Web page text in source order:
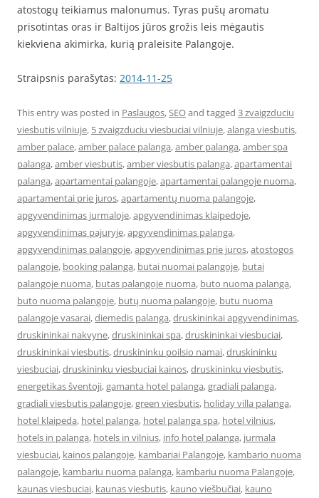
atostogų teikiamus malonumus. Tyras pušų aromatu
prisotintas oras ir Baltijos jūros grožis leis mėgautis
kiekviena akimirka, kurią praleisite Palangoje.
Straipsnis parašytas: 2014-11-25
This entry was posted in Paslaugos,SEOand tagged 3 zvaigzduciu
viesbutis vilniuje, 5 zvaigzduciu viesbuciai vilniuje,alanga viesbutis,
amber palace,amber palace palanga,amber palanga,amber spa
palanga,amber viesbutis,amber viesbutis palanga,apartamentai
palanga,apartamentai palangoje,apartamentai palangoje nuoma,
apartamentai prie juros,apartamentų nuoma palangoje,
apgyvendinimas jurmaloje,apgyvendinimas klaipedoje,
apgyvendinimas pajuryje,apgyvendinimas palanga,
apgyvendinimas palangoje,apgyvendinimas prie juros,atostogos
palangoje, booking palanga, butai nuomai palangoje, butai
palangoje nuoma, butas palangoje nuoma, buto nuoma palanga,
buto nuoma palangoje, butų nuoma palangoje, butu nuoma
palangoje vasarai,diemedis palanga,druskininkai apgyvendinimas,
druskininkai nakvyne,druskininkai spa,druskininkai viesbuciai,
druskininkai viesbutis,druskininku poilsio namai,druskininku
viesbuciai,druskininku viesbuciai kainos,druskininku viesbutis,
energetikas šventoji,gamanta hotel palanga,gradiali palanga,
gradiali viesbutis palangoje,green viesbutis, holiday villa palanga,
hotel klaipeda, hotel palanga, hotel palanga spa, hotel vilnius,
hotels in palanga, hotels in vilnius, info hotel palanga, jurmala
viesbuciai, kainos palangoje, kambariai Palangoje, kambario nuoma
palangoje, kambariu nuoma palanga, kambariu nuoma Palangoje,
kaunas viesbuciai, kaunas viesbutis, kauno viešbučiai, kauno